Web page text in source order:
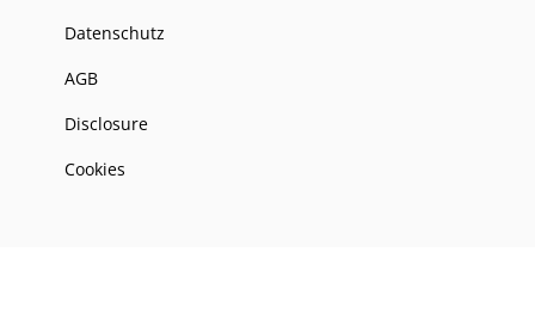
Datenschutz
AGB
Disclosure
Cookies